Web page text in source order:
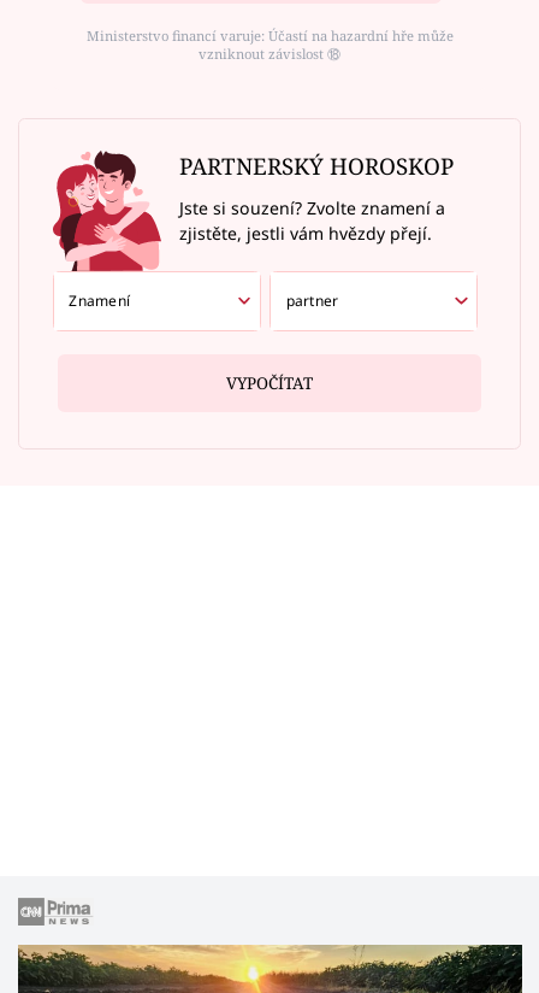
Ministerstvo financí varuje: Účastí na hazardní hře může
vzniknout závislost ⑱
PARTNERSKÝ HOROSKOP
Jste si souzení? Zvolte znamení a
zjistěte, jestli vám hvězdy přejí.
VYPOČÍTAT